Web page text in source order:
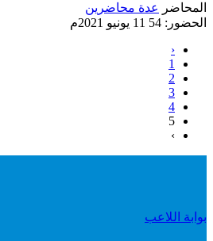
المحاضر
عدة محاضرين
الحضور: 54
11 يونيو 2021م
‹
1
2
3
4
5
›
بوابة اللاعب